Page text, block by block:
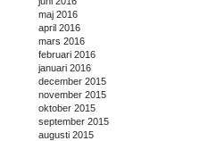
maj 2016
april 2016
mars 2016
februari 2016
januari 2016
december 2015
november 2015
oktober 2015
september 2015
augusti 2015